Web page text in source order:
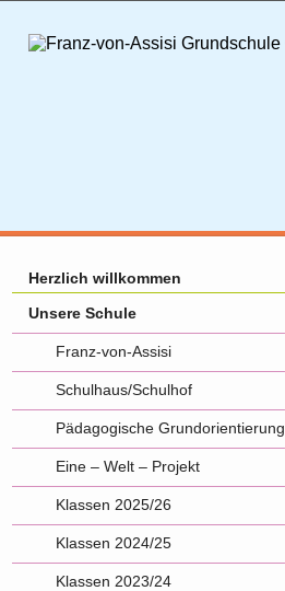
Herzlich willkommen
Unsere Schule
Franz-von-Assisi
Schulhaus/Schulhof
Pädagogische Grundorientierung
Eine – Welt – Projekt
Klassen 2025/26
Klassen 2024/25
Klassen 2023/24